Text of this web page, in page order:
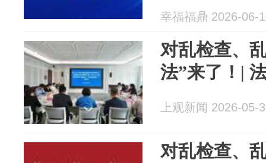
幸福福鼎 2026-06-
对乱检查、
法”来了！|
上观新闻 2026-05-
对乱检查、